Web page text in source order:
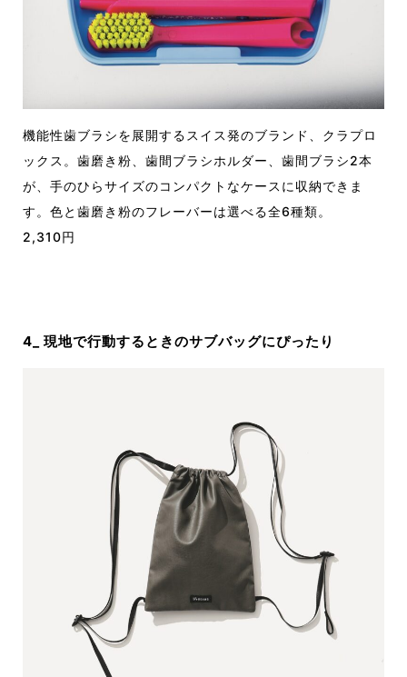
機能性歯ブラシを展開するスイス発のブランド、クラプロ
ックス。歯磨き粉、歯間ブラシホルダー、歯間ブラシ2本
が、手のひらサイズのコンパクトなケースに収納できま
す。色と歯磨き粉のフレーバーは選べる全6種類。
2,310円
4_ 現地で行動するときのサブバッグにぴったり